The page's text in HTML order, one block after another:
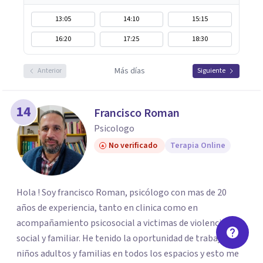
13:05 14:10
15:15
16:20
17:25 18:30
Anterior Más días Siguiente
14 Francisco Roman
Psicologo
No verificado Terapia Online
Hola ! Soy francisco Roman, psicólogo con mas de 20
años de experiencia, tanto en clinica como en
acompañamiento psicosocial a victimas de violencia
social y familiar. He tenido la oportunidad de trabajar con
niños adultos y familias en todos los espacios y esto me